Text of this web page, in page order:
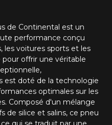
de Continental est un
performance conçu
les voitures sports et les
offrir une véritable
est doté de la technologie
optimales sur les
Composé d'un mélange
de silice et salins, ce pneu